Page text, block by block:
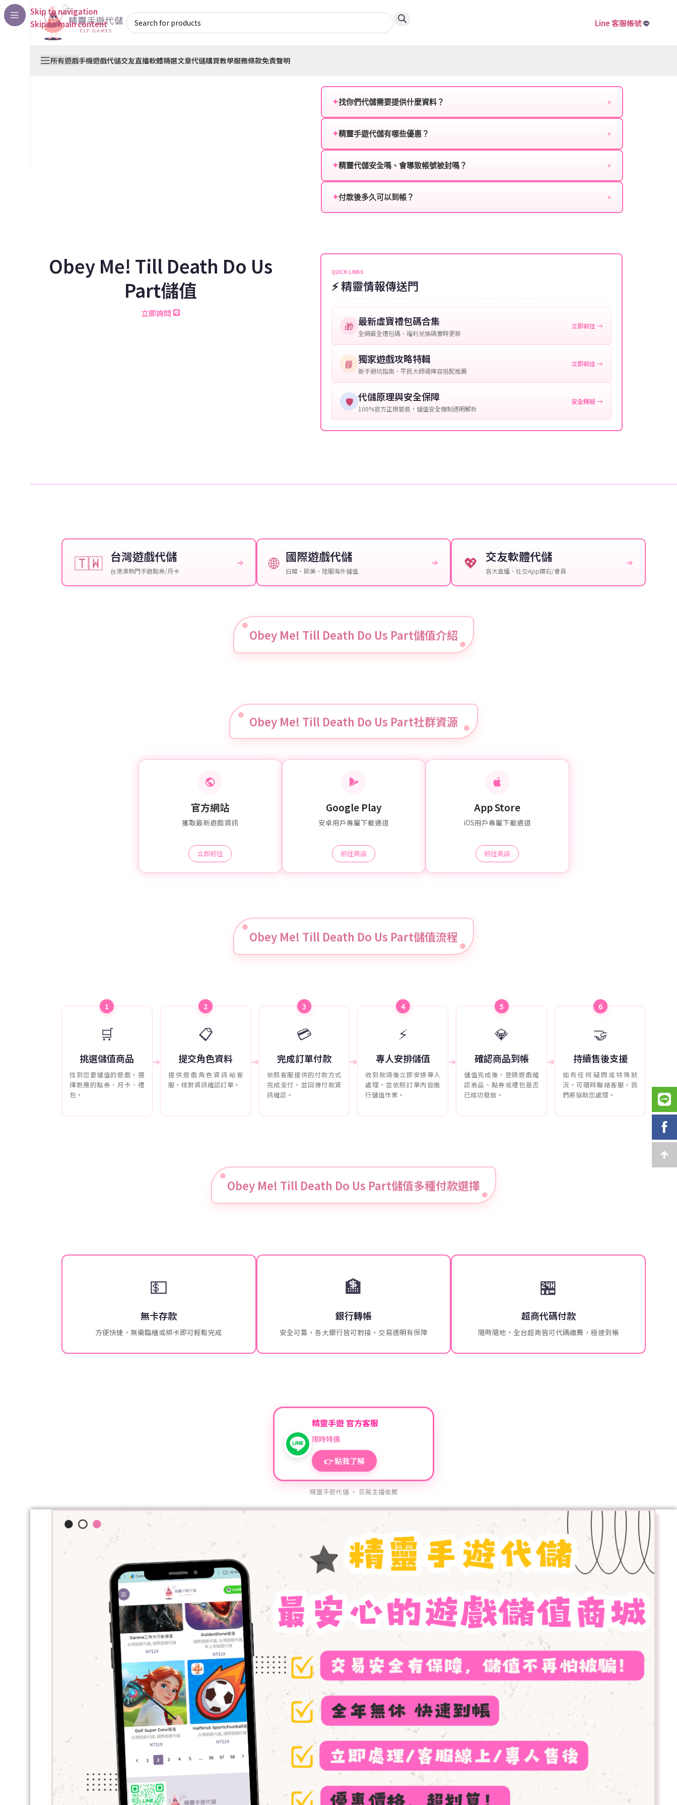
Skip to navigation
Skip to main content
Line 客服帳號
所有遊戲手機遊戲代儲交友直播軟體精選文章代儲購買教學服務條款免責聲明
Obey Me! Till Death Do Us
Part儲值
立即詢問
✦找你們代儲需要提供什麼資料？ ▼
登入方式：您的遊戲登入方式（如Facebook、Google等）。
遊戲帳號：您的遊戲帳號或ID。
購買截圖：所購買商品的截圖以作確認。
提供這些信息能幫助我們更快地處理您的代儲需求，確保您盡享遊戲樂趣！
✦精靈手遊代儲有哪些優惠？ ▼
活動，儲值最低6折起，讓玩家隨時都能享有優惠價格。
✦精靈代儲安全嗎、會導致帳號被封嗎？ ▼
或異常儲值管道。您獲得的遊戲商品與官方購買的內容相同，可以安心使用。
✦付款後多久可以到帳？ ▼
QUICK LINKS
⚡ 精靈情報傳送門
🎁 最新虛寶禮包碼合集
全網最全禮包碼、福利兌換碼實時更新
立即前往 →
📘 獨家遊戲攻略特輯
新手避坑指南、平民大師級陣容搭配推薦
立即前往 →
🛡️ 代儲原理與安全保障
100%官方正規管道，儲值安全機制透明解析
安全釋疑 →
🇹🇼 台灣遊戲代儲
台港澳熱門手遊點券/月卡
➔ 🌐 國際遊戲代儲
日韓、歐美、陸服海外儲值
➔ 💖 交友軟體代儲
各大直播、社交App鑽石/會員
➔
Obey Me! Till Death Do Us Part儲值介紹
Obey Me! Till Death Do Us Part社群資源
官方網站
獲取最新遊戲資訊
立即前往
Google Play
安卓用戶專屬下載通道
前往商店
App Store
iOS用戶專屬下載通道
前往商店
Obey Me! Till Death Do Us Part儲值流程
1
🛒
挑選儲值商品
找到您要儲值的遊戲，選
擇對應的點券、月卡、禮
包。
➔
2
📋
提交角色資料
提供遊戲角色資訊給客
服，核對資訊確認訂單。
➔
3
💳
完成訂單付款
依照客服提供的付款方式
完成支付，並回傳付款資
訊確認。
➔
4
⚡
專人安排儲值
收到款項後立即安排專人
處理，並依照訂單內容進
行儲值作業。
➔
5
💎
確認商品到帳
儲值完成後，登錄遊戲確
認商品、點券或禮包是否
已成功發放。
➔
6
🤝
持續售後支援
如有任何疑問或特殊狀
況，可隨時聯絡客服，我
們將協助您處理。
Obey Me! Till Death Do Us Part儲值多種付款選擇
💵
無卡存款
方便快捷，無需臨櫃或綁卡即可輕鬆完成
🏦
銀行轉帳
安全可靠，各大銀行皆可對接，交易透明有保障
🏪
超商代碼付款
隨時隨地，全台超商皆可代碼繳費，極速到帳
精靈手遊 官方客服
限時特價
👉 點我了解
精靈手遊代儲 · 百萬主播推薦